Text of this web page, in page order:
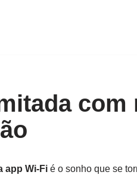
app Wi-Fi é o sonho que se